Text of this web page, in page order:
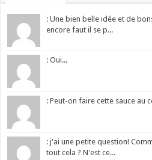
: Une bien belle idée et de
encore faut il se p...
: Oui...
: Peut-on faire cette sauce au
: j'ai une petite question!
tout cela ? N'est ce...